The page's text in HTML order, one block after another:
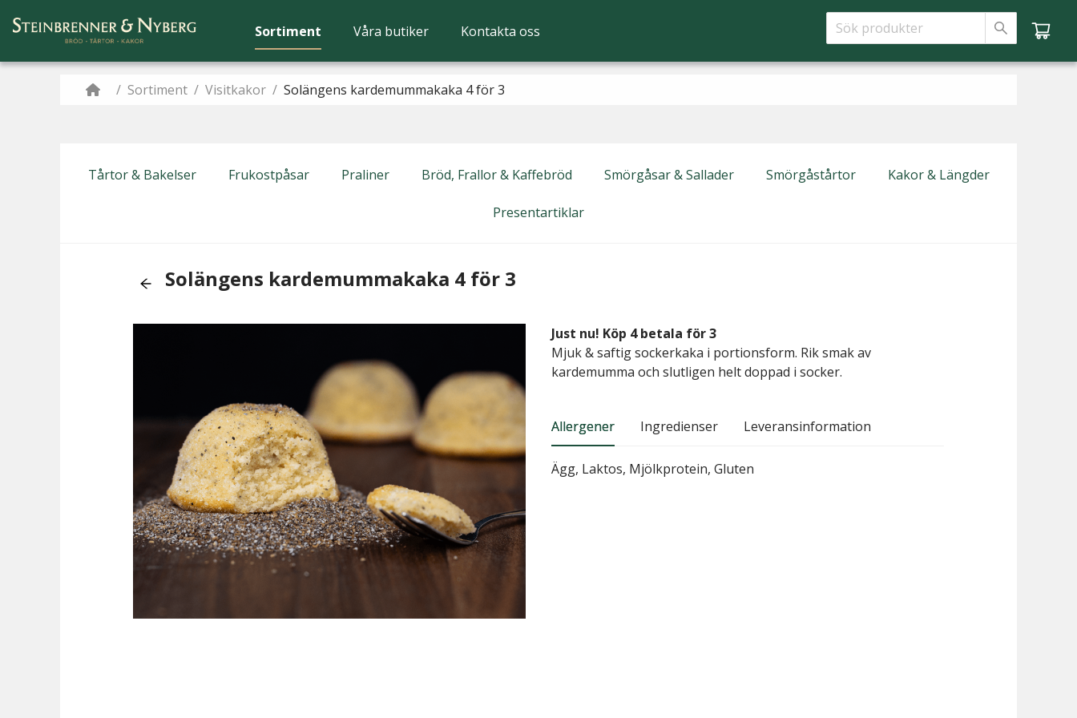
Sortiment Våra butiker Kontakta oss
/ Sortiment / Visitkakor / Solängens kardemummakaka 4 för 3
Tårtor & Bakelser Frukostpåsar Praliner Bröd, Frallor & Kaffebröd Smörgåsar & Sallader Smörgåstårtor Kakor & Längder
Presentartiklar
Solängens kardemummakaka 4 för 3
Just nu! Köp 4 betala för 3
Mjuk & saftig sockerkaka i portionsform. Rik smak av
kardemumma och slutligen helt doppad i socker.
Allergener Ingredienser Leveransinformation
Ägg, Laktos, Mjölkprotein, Gluten